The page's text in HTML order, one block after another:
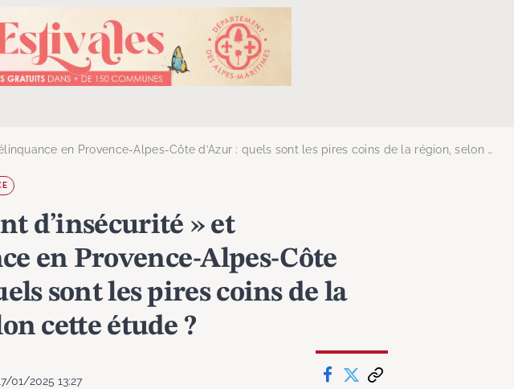
en Provence-Alpes-Côte d’Azur : quels sont les pires coins de la région, selon cette étude ?
d’insécurité » et
en Provence-Alpes-Côte
sont les pires coins de la
cette étude ?
01/2025 13:27